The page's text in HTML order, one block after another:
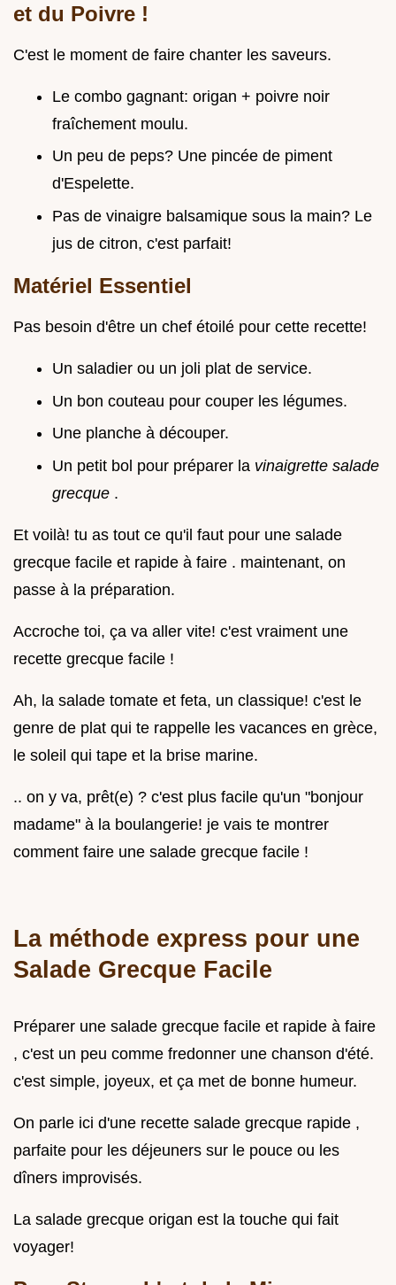
et du Poivre !
C'est le moment de faire chanter les saveurs.
Le combo gagnant: origan + poivre noir
fraîchement moulu.
Un peu de peps? Une pincée de piment
d'Espelette.
Pas de vinaigre balsamique sous la main? Le
jus de citron, c'est parfait!
Matériel Essentiel
Pas besoin d'être un chef étoilé pour cette recette!
Un saladier ou un joli plat de service.
Un bon couteau pour couper les légumes.
Une planche à découper.
Un petit bol pour préparer la vinaigrette salade
grecque .
Et voilà! tu as tout ce qu'il faut pour une salade
grecque facile et rapide à faire . maintenant, on
passe à la préparation.
Accroche toi, ça va aller vite! c'est vraiment une
recette grecque facile !
Ah, la salade tomate et feta, un classique! c'est le
genre de plat qui te rappelle les vacances en grèce,
le soleil qui tape et la brise marine.
.. on y va, prêt(e) ? c'est plus facile qu'un "bonjour
madame" à la boulangerie! je vais te montrer
comment faire une salade grecque facile !
La méthode express pour une
Salade Grecque Facile
Préparer une salade grecque facile et rapide à faire
, c'est un peu comme fredonner une chanson d'été.
c'est simple, joyeux, et ça met de bonne humeur.
On parle ici d'une recette salade grecque rapide ,
parfaite pour les déjeuners sur le pouce ou les
dîners improvisés.
La salade grecque origan est la touche qui fait
voyager!